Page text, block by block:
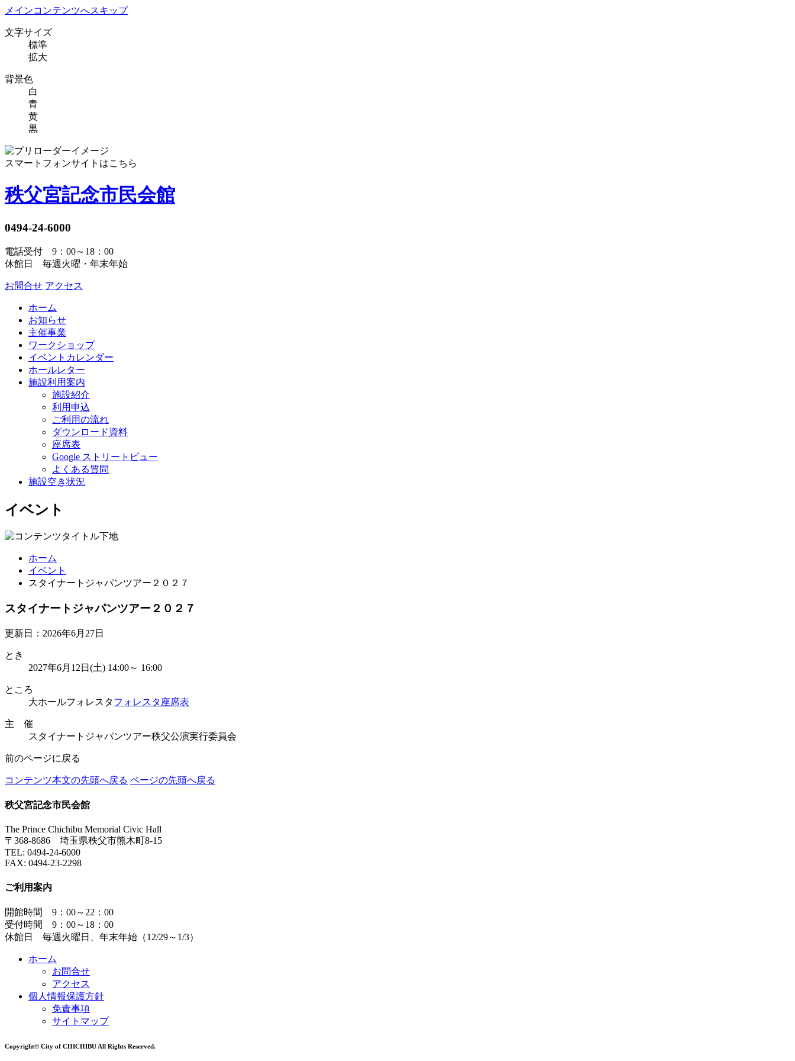
メインコンテンツへスキップ
文字サイズ
標準
拡大
背景色
白
青
黄
黒
スマートフォンサイトはこちら
秩父宮記念市民会館
0494-24-6000
電話受付 9：00～18：00
休館日 毎週火曜・年末年始
お問合せ アクセス
ホーム
お知らせ
主催事業
ワークショップ
イベントカレンダー
ホールレター
施設利用案内
施設紹介
利用申込
ご利用の流れ
ダウンロード資料
座席表
Google ストリートビュー
よくある質問
施設空き状況
イベント
ホーム
イベント
スタイナートジャパンツアー２０２７
スタイナートジャパンツアー２０２７
更新日：2026年6月27日
とき
2027年6月12日(土) 14:00～ 16:00
ところ
大ホールフォレスタフォレスタ座席表
主 催
スタイナートジャパンツアー秩父公演実行委員会
前のページに戻る
コンテンツ本文の先頭へ戻る ページの先頭へ戻る
秩父宮記念市民会館
The Prince Chichibu Memorial Civic Hall
〒368-8686 埼玉県秩父市熊木町8-15
TEL: 0494-24-6000
FAX: 0494-23-2298
ご利用案内
開館時間 9：00～22：00
受付時間 9：00～18：00
休館日 毎週火曜日、年末年始（12/29～1/3）
ホーム
お問合せ
アクセス
個人情報保護方針
免責事項
サイトマップ
Copyright© City of CHICHIBU All Rights Reserved.